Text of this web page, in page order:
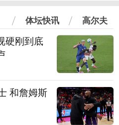
体坛快讯 高尔夫
硬刚到底
和詹姆斯